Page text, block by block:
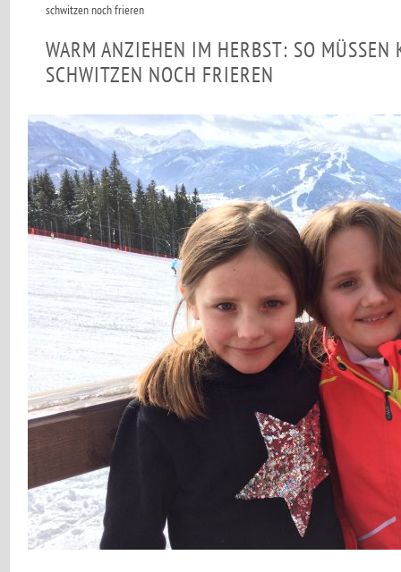
schwitzen noch frieren
WARM ANZIEHEN IM HERBST: SO MÜSSEN
SCHWITZEN NOCH FRIEREN